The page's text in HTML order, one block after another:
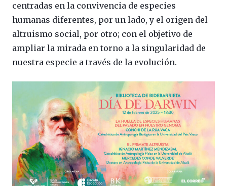
centradas en la convivencia de especies
humanas diferentes, por un lado, y el origen del
altruismo social, por otro; con el objetivo de
ampliar la mirada en torno a la singularidad de
nuestra especie a través de la evolución.